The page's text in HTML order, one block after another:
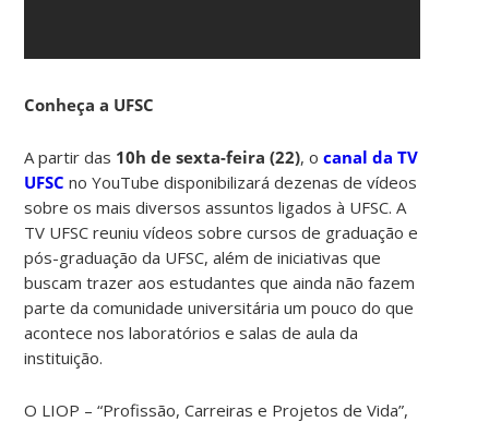
Conheça a UFSC
A partir das 10h de sexta-feira (22), ocanal da TV
UFSC no YouTube disponibilizará dezenas de vídeos
sobre os mais diversos assuntos ligados à UFSC. A
TV UFSC reuniu vídeos sobre cursos de graduação e
pós-graduação da UFSC, além de iniciativas que
buscam trazer aos estudantes que ainda não fazem
parte da comunidade universitária um pouco do que
acontece nos laboratórios e salas de aula da
instituição.
O LIOP – “Profissão, Carreiras e Projetos de Vida”,